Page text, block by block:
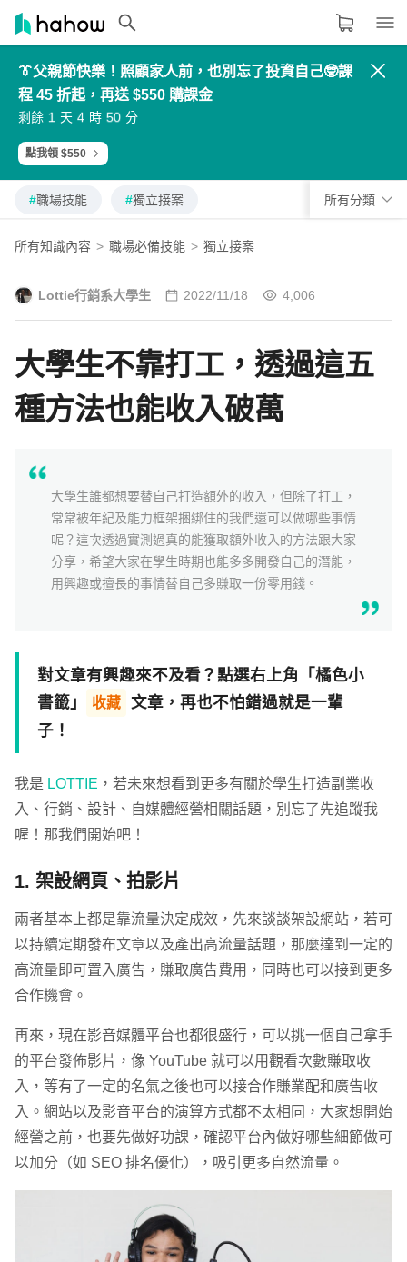
👔父親節快樂！照顧家人前，也別忘了投資自己🤓課
程 45 折起，再送 $550 購課金
剩餘 1
3
4
6 天 4
5
6
7
9 時 0
5
6
7
8
0
1
2
3
5 分
點我領 $550
領域分類 大家都在學的領域
生活品味
職場技能
內容形式 選擇適合你的學習形式
影音課程
定期更新型課程
組合
#職場技能 #獨立接案 所有分類
#職場技能 #獨立接案
所有知識內容 > 職場必備技能 > 獨立接案
Lottie行銷系大學生 2022/11/18 4,006
大學生不靠打工，透過這五
種方法也能收入破萬
大學生誰都想要替自己打造額外的收入，但除了打工，
常常被年紀及能力框架捆綁住的我們還可以做哪些事情
呢？這次透過實測過真的能獲取額外收入的方法跟大家
分享，希望大家在學生時期也能多多開發自己的潛能，
用興趣或擅長的事情替自己多賺取一份零用錢。
對文章有興趣來不及看？點選右上角「橘色小
書籤」
收藏 文章，再也不怕錯過就是一輩
子！
我是 LOTTIE ，若未來想看到更多有關於學生打造副業收
入、行銷、設計、自媒體經營相關話題，別忘了先追蹤我
喔！那我們開始吧！
1. 架設網頁、拍影片
兩者基本上都是靠流量決定成效，先來談談架設網站，若可
以持續定期發布文章以及產出高流量話題，那麼達到一定的
高流量即可置入廣告，賺取廣告費用，同時也可以接到更多
合作機會。
再來，現在影音媒體平台也都很盛行，可以挑一個自己拿手
的平台發佈影片，像 YouTube 就可以用觀看次數賺取收
入，等有了一定的名氣之後也可以接合作賺業配和廣告收
入。網站以及影音平台的演算方式都不太相同，大家想開始
經營之前，也要先做好功課，確認平台內做好哪些細節做可
以加分（如 SEO 排名優化），吸引更多自然流量。